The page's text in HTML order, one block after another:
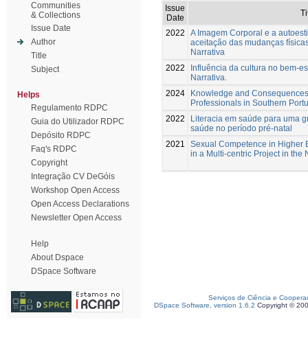
Communities
& Collections
Issue Date
Author
Title
Subject
Helps
Regulamento RDPC
Guia do Utilizador RDPC
Depósito RDPC
Faq's RDPC
Copyright
Integração CV DeGóis
Workshop Open Access
Open Access Declarations
Newsletter Open Access
Help
About Dspace
DSpace Software
Issue
Date
2022
A Imagem Corporal e a
aceitação das mudanças
Narrativa
2022
Influência da cultura no bem-
Narrativa.
2024
Knowledge and
Professionals in Southern
2022
Literacia em saúde para uma
saúde no período pré-natal
2021
Sexual Competence in Higher
in a Multi-centric Project in the
Serviços de Ciência e
DSpace Software, version 1.6.2 Copyright ©